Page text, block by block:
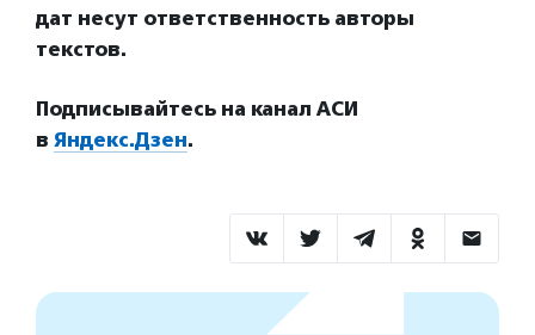
дат несут ответственность авторы
текстов.
Подписывайтесь на канал АСИ
в Яндекс.Дзен.